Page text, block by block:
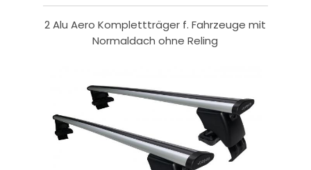
2 Alu Aero Komplettträger f. Fahrzeuge mit
Normaldach ohne Reling